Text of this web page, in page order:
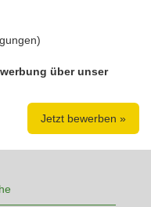
über unser
Jetzt bewerben »